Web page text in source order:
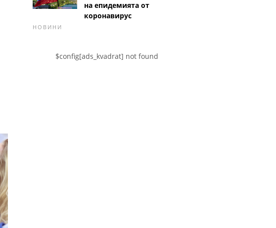
на епидемията от
коронавирус
НОВИНИ
$config[ads_kvadrat] not found